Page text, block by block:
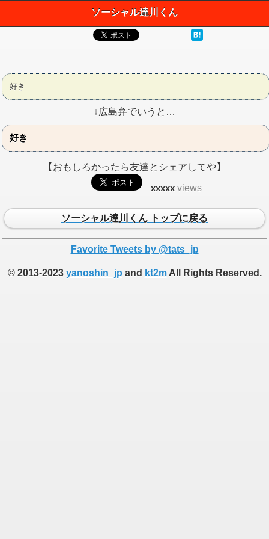
ソーシャル達川くん
好き
↓広島弁でいうと…
好き
【おもしろかったら友達とシェアしてや】
xxxxx views
ソーシャル達川くん トップに戻る
Favorite Tweets by @tats_jp
© 2013-2023 yanoshin_jp and kt2mAll Rights Reserved.